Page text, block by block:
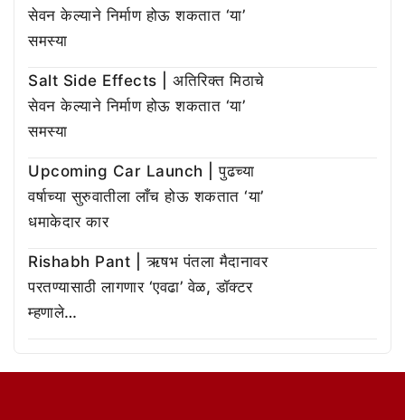
सेवन केल्याने निर्माण होऊ शकतात ‘या’
समस्या
Salt Side Effects | अतिरिक्त मिठाचे
सेवन केल्याने निर्माण होऊ शकतात ‘या’
समस्या
Upcoming Car Launch | पुढच्या
वर्षाच्या सुरुवातीला लाँच होऊ शकतात ‘या’
धमाकेदार कार
Rishabh Pant | ऋषभ पंतला मैदानावर
परतण्यासाठी लागणार ‘एवढा’ वेळ, डॉक्टर
म्हणाले…